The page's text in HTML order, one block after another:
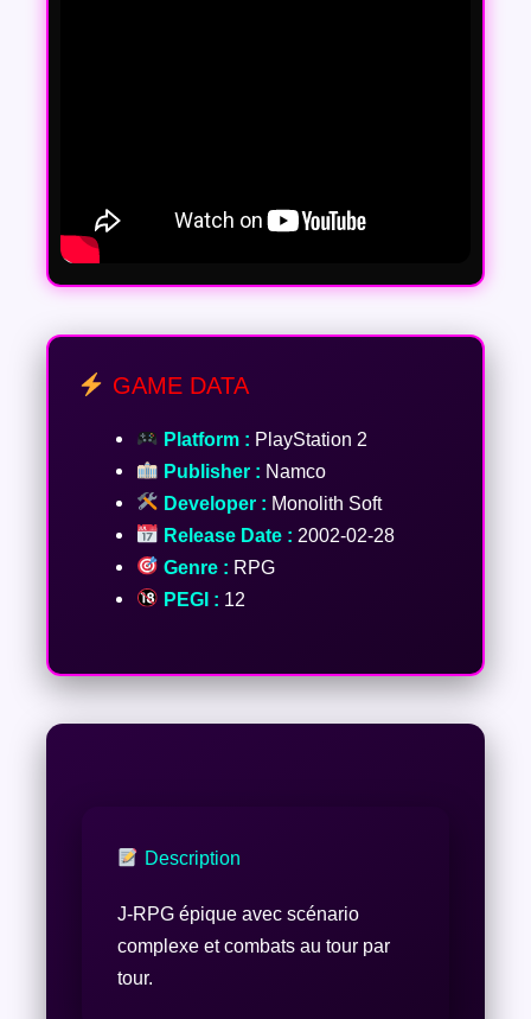
GAME DATA
Platform : PlayStation 2
Publisher : Namco
Developer : Monolith Soft
Release Date : 2002-02-28
Genre : RPG
PEGI : 12
Description
J-RPG épique avec scénario
complexe et combats au tour par
tour.